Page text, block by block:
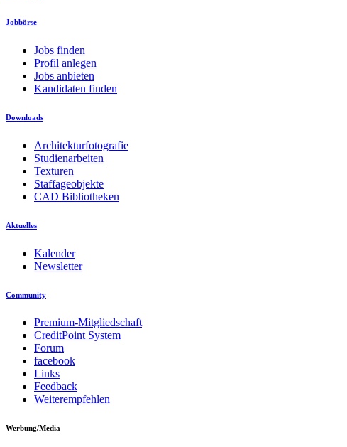
Jobbörse
Jobs finden
Profil anlegen
Jobs anbieten
Kandidaten finden
Downloads
Architekturfotografie
Studienarbeiten
Texturen
Staffageobjekte
CAD Bibliotheken
Aktuelles
Kalender
Newsletter
Community
Premium-Mitgliedschaft
CreditPoint System
Forum
facebook
Links
Feedback
Weiterempfehlen
Werbung/Media